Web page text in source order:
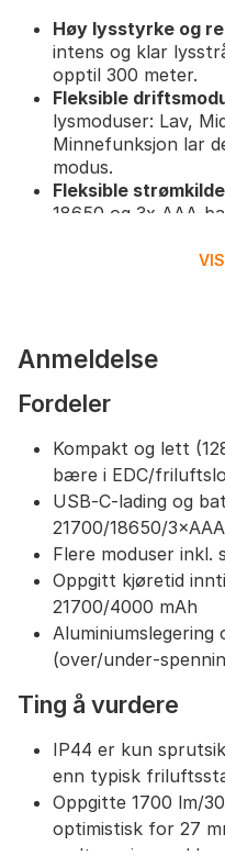
Høy lysstyrke og
intens og klar
opptil 300 meter.
Fleksible
lysmoduser: Lav,
Minnefunksjon lar
modus.
Fleksible
18650 og 3x AAA-
motstandsdyktighet
og krevende
Femlags
overutlading.
Brukervennlig
27 x 27 mm), lav
håndleddsstropp
Vannbestandighet:
forhold.
Lang driftstid:
21700/4000 mAh
Inkludert:
ladekabel.
Anmeldelse
Fordeler
Kompakt og lett
bære i EDC/
USB‑C‑lading og
21700/18650/
Flere moduser inkl.
Oppgitt kjøretid
21700/4000 mAh
(over/
Ting å vurdere
IP44 er kun
enn typisk
Oppgitte 1700 lm/
optimistisk for 27